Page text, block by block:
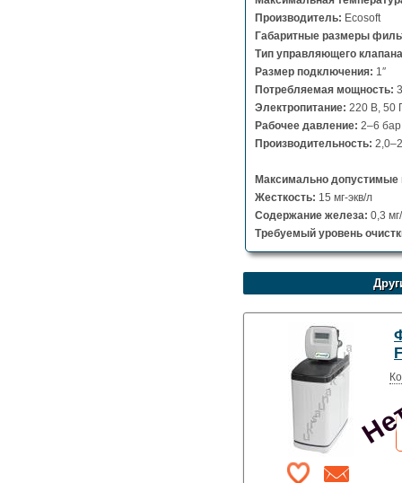
Производитель: Ecosoft
Габаритные размеры
Тип управляющего
Размер подключения: 1″
Потребляемая мощность:
Электропитание: 220 В, 50
Рабочее давление: 2–6 бар
Производительность:
Максимально
Жесткость: 15 мг-экв/л
Содержание железа: 0,3
Требуемый уровень